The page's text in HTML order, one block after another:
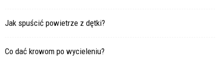
Jak spuścić powietrze z dętki?
Co dać krowom po wycieleniu?